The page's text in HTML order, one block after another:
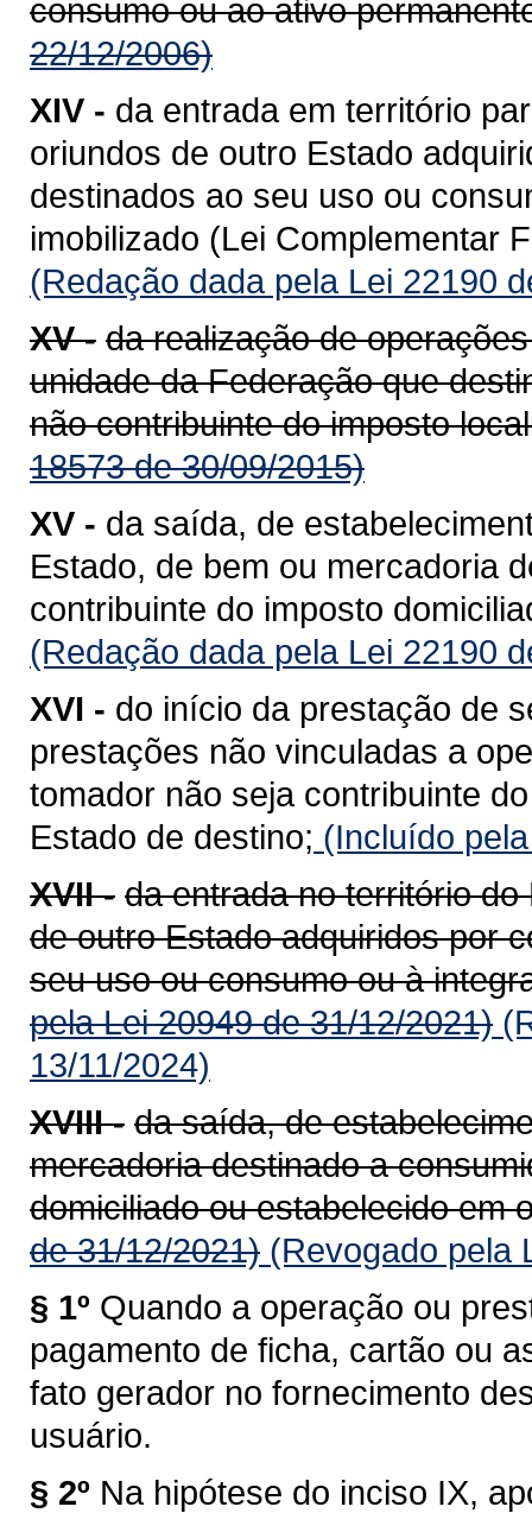
consumo ou ao ativo
22/12/2006)
XIV - da entrada em território
oriundos de outro Estado
destinados ao seu uso ou
imobilizado (Lei Complementar
(Redação dada pela Lei 22190
XV - da realização de
unidade da Federação que
não contribuinte do imposto
18573 de 30/09/2015)
XV - da saída, de
Estado, de bem ou mercadoria
contribuinte do imposto
(Redação dada pela Lei 22190
XVI - do início da prestação de
prestações não vinculadas a
tomador não seja contribuinte
Estado de destino; (Incluído
XVII - da entrada no território
de outro Estado adquiridos por
seu uso ou consumo ou à
pela Lei 20949 de 31/12/2021)
13/11/2024)
XVIII - da saída, de
mercadoria destinado a
domiciliado ou estabelecido em
de 31/12/2021) (Revogado pela
§ 1º Quando a operação ou
pagamento de ficha, cartão ou
fato gerador no fornecimento
usuário.
§ 2º Na hipótese do inciso IX,